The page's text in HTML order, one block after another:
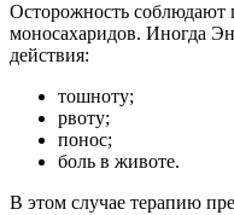
Осторожность соблюдают
моносахаридов. Иногда
действия:
тошноту;
рвоту;
понос;
боль в животе.
В этом случае терапию